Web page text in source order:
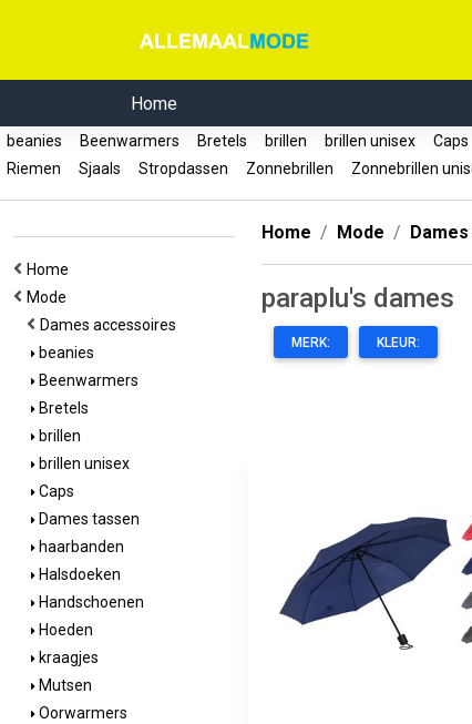
Home
beanies Beenwarmers Bretels brillen brillen unisex Caps
Riemen
Sjaals Stropdassen Zonnebrillen Zonnebrillen
Home
Mode
Dames accessoires
beanies
Beenwarmers
Bretels
brillen
brillen unisex
Caps
Dames tassen
haarbanden
Halsdoeken
Handschoenen
Hoeden
kraagjes
Mutsen
Oorwarmers
Home Mode
paraplu's dames
MERK: KLEUR: